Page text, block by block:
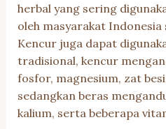
herbal yang sering
oleh masyarakat
Kencur juga dapat
tradisional, kencur
fosfor, magnesium, zat
sedangkan beras
kalium, serta beberapa